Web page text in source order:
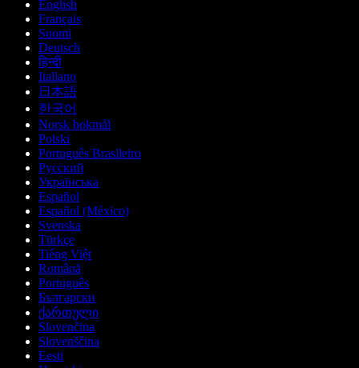
English
Français
Suomi
Deutsch
हिन्दी
Italiano
日本語
한국어
Norsk bokmål
Polski
Português Brasileiro
Русский
Українська
Español
Español (México)
Svenska
Türkçe
Tiếng Việt
Română
Português
Български
ქართული
Slovenčina
Slovenščina
Eesti